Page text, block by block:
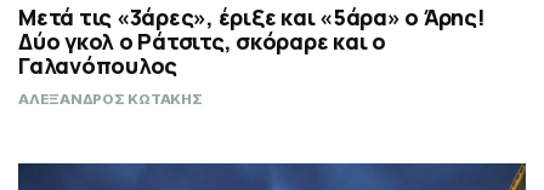
Μετά τις «3άρες», έριξε και «5άρα» ο Άρης!
Δύο γκολ ο Ράτσιτς, σκόραρε και ο
Γαλανόπουλος
ΑΛΕΞΑΝΔΡΟΣ ΚΩΤΑΚΗΣ